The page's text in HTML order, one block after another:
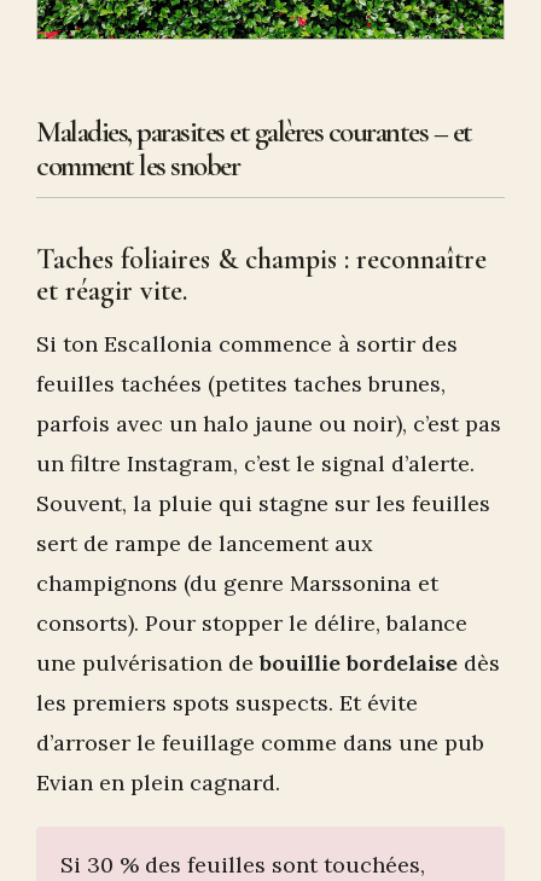
Maladies, parasites et galères courantes – et
comment les snober
Taches foliaires & champis : reconnaître
et réagir vite.
Si ton Escallonia commence à sortir des
feuilles tachées (petites taches brunes,
parfois avec un halo jaune ou noir), c’est pas
un filtre Instagram, c’est le signal d’alerte.
Souvent, la pluie qui stagne sur les feuilles
sert de rampe de lancement aux
champignons (du genre Marssonina et
consorts). Pour stopper le délire, balance
une pulvérisation debouillie bordelaise dès
les premiers spots suspects. Et évite
d’arroser le feuillage comme dans une pub
Evian en plein cagnard.
Si 30 % des feuilles sont touchées,